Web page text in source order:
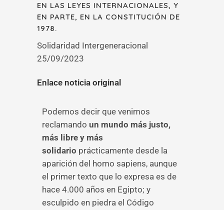
EN LAS LEYES INTERNACIONALES, Y
EN PARTE, EN LA CONSTITUCIÓN DE
1978.
Solidaridad Intergeneracional
25/09/2023
Enlace noticia original
Podemos decir que venimos
reclamando un mundo más justo,
más libre y más
solidario prácticamente desde la
aparición del homo sapiens, aunque
el primer texto que lo expresa es de
hace 4.000 años en Egipto; y
esculpido en piedra el Código